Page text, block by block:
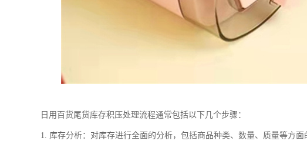
日用百货尾货库存积压处理流程通常包括以下几个步骤：
1. 库存分析：对库存进行全面的分析，包括商品种类、数量、质量等方